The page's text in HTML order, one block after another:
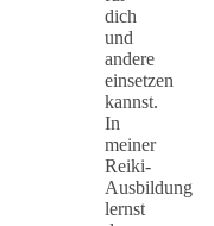
dich
und
andere
einsetzen
kannst.
In
meiner
Reiki-
Ausbildung
lernst